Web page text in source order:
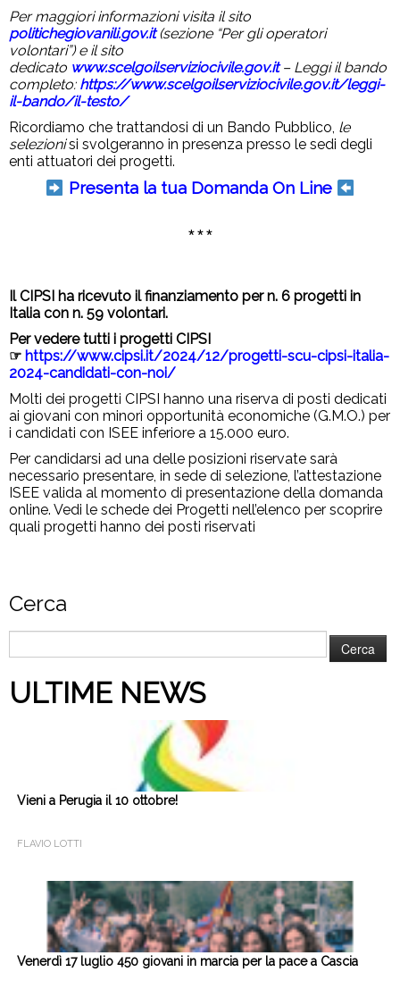
Per maggiori informazioni visita il sito
politichegiovanili.gov.it(sezione “Per gli operatori
volontari”) e il sito
dedicato www.scelgoilserviziocivile.gov.it – Leggi il bando
completo: https://www.scelgoilserviziocivile.gov.it/leggi-
il-bando/il-testo/
Ricordiamo che trattandosi di un Bando Pubblico, le
selezionisi svolgeranno in presenza presso le sedi degli
enti attuatori dei progetti.
Presenta la tua Domanda On Line
***
Il CIPSI ha ricevuto il finanziamento per n. 6 progetti in
Italia con n. 59 volontari.
Per vedere tutti i progetti CIPSI
☞ https://www.cipsi.it/2024/12/progetti-scu-cipsi-italia-
2024-candidati-con-noi/
Molti dei progetti CIPSI hanno una riserva di posti dedicati
ai giovani con minori opportunità economiche (G.M.O.) per
i candidati con ISEE inferiore a 15.000 euro.
Per candidarsi ad una delle posizioni riservate sarà
necessario presentare, in sede di selezione, l’attestazione
ISEE valida al momento di presentazione della domanda
online. Vedi le schede dei Progetti nell’elenco per scoprire
quali progetti hanno dei posti riservati
Cerca
per:
ULTIME NEWS
Vieni a Perugia il 10 ottobre!
FLAVIO LOTTI
Venerdì 17 luglio 450 giovani in marcia per la pace a Cascia